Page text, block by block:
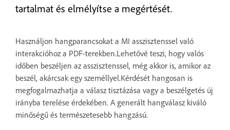
tartalmat és elmélyítse a megértését.
Használjon hangparancsokat a MI asszisztenssel való
interakcióhoz a PDF-terekben.Lehetővé teszi, hogy valós
időben beszéljen az asszisztenssel, még akkor is, amikor az
beszél, akárcsak egy személlyel.Kérdését hangosan is
megfogalmazhatja a válasz tisztázása vagy a beszélgetés új
irányba terelése érdekében. A generált hangválasz kiváló
minőségű és természetesebb hangzású.